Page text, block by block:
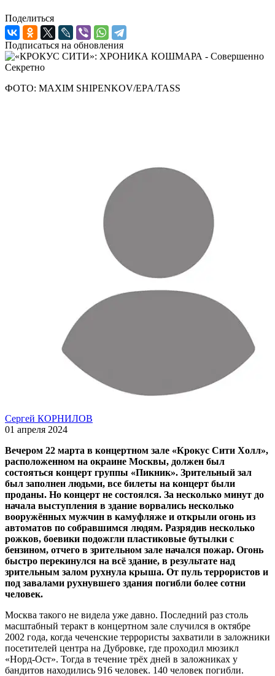
Поделиться
Подписаться на обновления
ФОТО: MAXIM SHIPENKOV/EPA/TASS
Сергей КОРНИЛОВ
01 апреля 2024
Вечером 22 марта в концертном зале «Крокус Сити Холл»,
расположенном на окраине Москвы, должен был
состояться концерт группы «Пикник». Зрительный зал
был заполнен людьми, все билеты на концерт были
проданы. Но концерт не состоялся. За несколько минут до
начала выступления в здание ворвались несколько
вооружённых мужчин в камуфляже и открыли огонь из
автоматов по собравшимся людям. Разрядив несколько
рожков, боевики подожгли пластиковые бутылки с
бензином, отчего в зрительном зале начался пожар. Огонь
быстро перекинулся на всё здание, в результате над
зрительным залом рухнула крыша. От пуль террористов и
под завалами рухнувшего здания погибли более сотни
человек.
Москва такого не видела уже давно. Последний раз столь
масштабный теракт в концертном зале случился в октябре
2002 года, когда чеченские террористы захватили в заложники
посетителей центра на Дубровке, где проходил мюзикл
«Норд-Ост». Тогда в течение трёх дней в заложниках у
бандитов находились 916 человек. 140 человек погибли.